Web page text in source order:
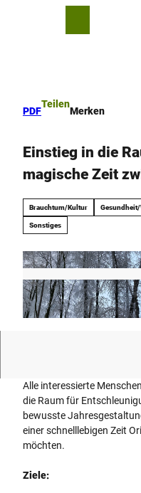
PDF
Teilen
Merken
Einstieg in die
magische Zeit
Brauchtum/Kultur
Sonstiges
Alle interessierte
die Raum für
bewusste
einer schnelllebigen Zeit
möchten.
Ziele: